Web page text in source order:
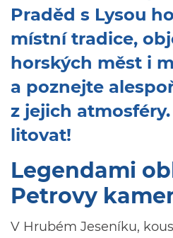
Praděd s Lysou
místní tradice,
horských měst i
a poznejte
z jejich
litovat!
Legendami
Petrovy
V Hrubém Jeseníku,